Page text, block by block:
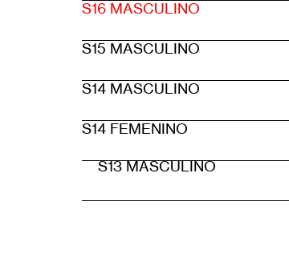
items
S16 MASCULINO
S15 MASCULINO
S14 MASCULINO
S14 FEMENINO
S13 MASCULINO